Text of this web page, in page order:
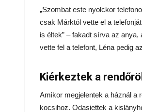
„Szombat este nyolckor
csak Márktól vette el a
is éltek” – fakadt sírva az
vette fel a telefont, Léna pedig
Kiérkeztek a
Amikor megjelentek a háznál a
kocsihoz. Odasiettek a